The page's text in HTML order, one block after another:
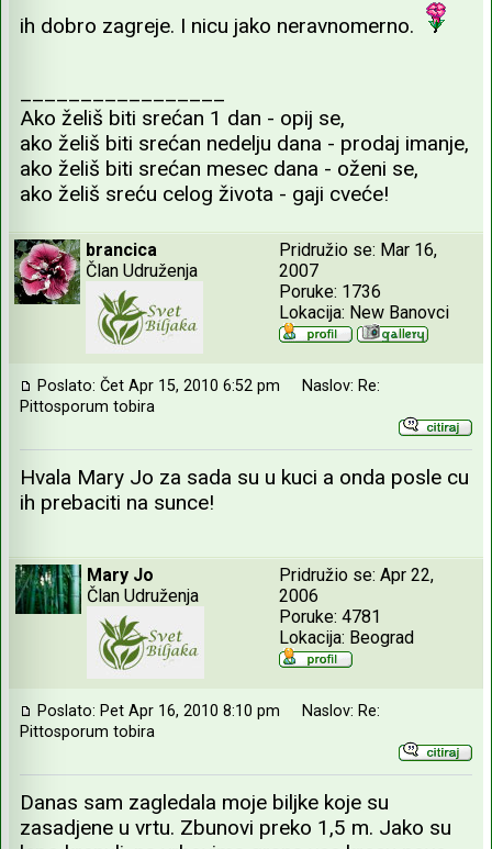
ih dobro zagreje. I nicu jako neravnomerno.
_________________
Ako želiš biti srećan 1 dan - opij se,
ako želiš biti srećan nedelju dana - prodaj imanje,
ako želiš biti srećan mesec dana - oženi se,
ako želiš sreću celog života - gaji cveće!
brancica
Član Udruženja
Pridružio se: Mar 16,
2007
Poruke: 1736
Lokacija: New Banovci
Poslato: Čet Apr 15, 2010 6:52 pm
Naslov: Re:
Pittosporum tobira
Hvala Mary Jo za sada su u kuci a onda posle cu
ih prebaciti na sunce!
Mary Jo
Član Udruženja
Pridružio se: Apr 22,
2006
Poruke: 4781
Lokacija: Beograd
Poslato: Pet Apr 16, 2010 8:10 pm
Naslov: Re:
Pittosporum tobira
Danas sam zagledala moje biljke koje su
zasadjene u vrtu. Zbunovi preko 1,5 m. Jako su